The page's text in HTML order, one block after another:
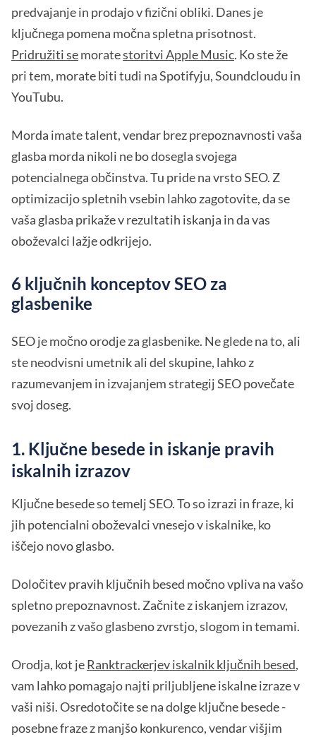
predvajanje in prodajo v fizični obliki. Danes je
ključnega pomena močna spletna prisotnost.
Pridružiti semoratestoritvi Apple Music. Ko ste že
pri tem, morate biti tudi na Spotifyju, Soundcloudu in
YouTubu.
Morda imate talent, vendar brez prepoznavnosti vaša
glasba morda nikoli ne bo dosegla svojega
potencialnega občinstva. Tu pride na vrsto SEO. Z
optimizacijo spletnih vsebin lahko zagotovite, da se
vaša glasba prikaže v rezultatih iskanja in da vas
oboževalci lažje odkrijejo.
6 ključnih konceptov SEO za
glasbenike
SEO je močno orodje za glasbenike. Ne glede na to, ali
ste neodvisni umetnik ali del skupine, lahko z
razumevanjem in izvajanjem strategij SEO povečate
svoj doseg.
1. Ključne besede in iskanje pravih
iskalnih izrazov
Ključne besede so temelj SEO. To so izrazi in fraze, ki
jih potencialni oboževalci vnesejo v iskalnike, ko
iščejo novo glasbo.
Določitev pravih ključnih besed močno vpliva na vašo
spletno prepoznavnost. Začnite z iskanjem izrazov,
povezanih z vašo glasbeno zvrstjo, slogom in temami.
Orodja, kot jeRanktrackerjev iskalnik ključnih besed,
vam lahko pomagajo najti priljubljene iskalne izraze v
vaši niši. Osredotočite se na dolge ključne besede -
posebne fraze z manjšo konkurenco, vendar višjim